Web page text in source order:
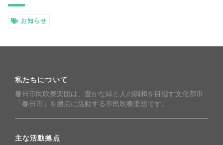
お知らせ
私たちについて
春日市民吹奏楽団は、豊かな緑と人の調和を目指す文化都市
「春日市」を拠点に活動する市民吹奏楽団です。
主な活動拠点